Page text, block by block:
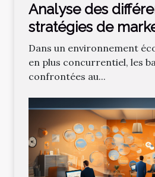
Analyse des
stratégies de
bancaire pour
nouveaux clients
Dans un environnement
en plus concurrentiel, les
confrontées au...